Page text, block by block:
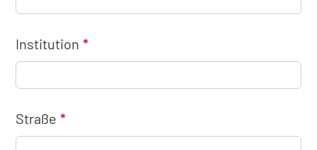
Institution
Straße